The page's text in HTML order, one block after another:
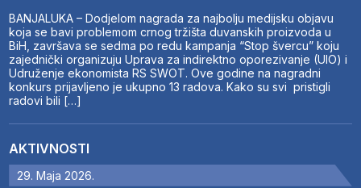
BANJALUKA – Dodjelom nagrada za najbolju medijsku objavu
koja se bavi problemom crnog tržišta duvanskih proizvoda u
BiH, završava se sedma po redu kampanja “Stop švercu” koju
zajednički organizuju Uprava za indirektno oporezivanje (UIO) i
Udruženje ekonomista RS SWOT. Ove godine na nagradni
konkurs prijavljeno je ukupno 13 radova. Kako su svi pristigli
radovi bili […]
AKTIVNOSTI
29. Maja 2026.